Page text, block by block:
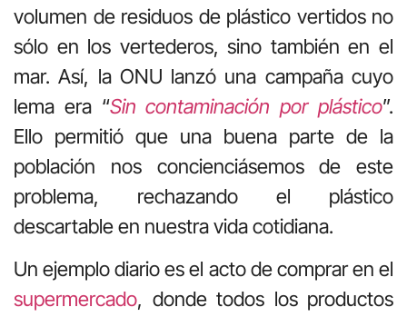
volumen de residuos de plástico vertidos no
sólo en los vertederos, sino también en el
mar. Así, la ONU lanzó una campaña cuyo
lema era “Sin contaminación por plástico”.
Ello permitió que una buena parte de la
población nos concienciásemos de este
problema, rechazando el plástico
descartable en nuestra vida cotidiana.
Un ejemplo diario es el acto de comprar en el
supermercado, donde todos los productos